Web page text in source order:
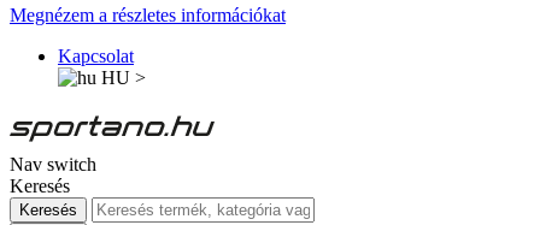
Megnézem a részletes információkat
Kapcsolat
HU >
Nav switch
Keresés
Keresés